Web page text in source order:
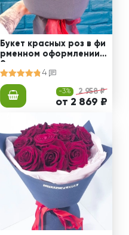
Букет красных роз в фи
рменном оформлении 5
0 см
4
-3% 2 958 ₽
от 2 869 ₽